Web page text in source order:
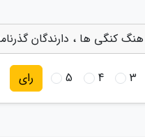
هنگ کنگی ها ، دارندگان
3
4
5 رای